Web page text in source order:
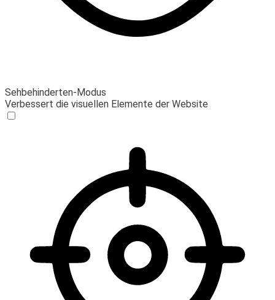
Sehbehinderten-Modus
Verbessert die visuellen Elemente der Website